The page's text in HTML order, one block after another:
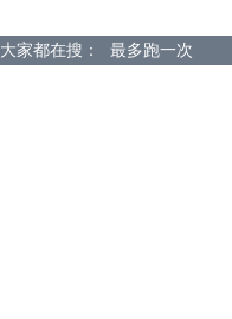
大家都在搜： 最多跑一次